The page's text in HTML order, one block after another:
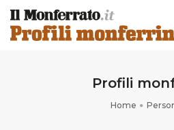
Profili
Home